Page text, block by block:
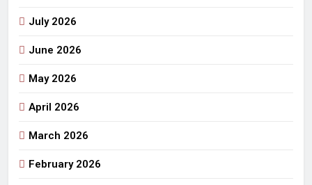
July 2026
June 2026
May 2026
April 2026
March 2026
February 2026